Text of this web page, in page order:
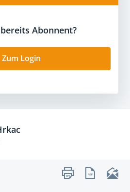
Abonnent?
Zum Login